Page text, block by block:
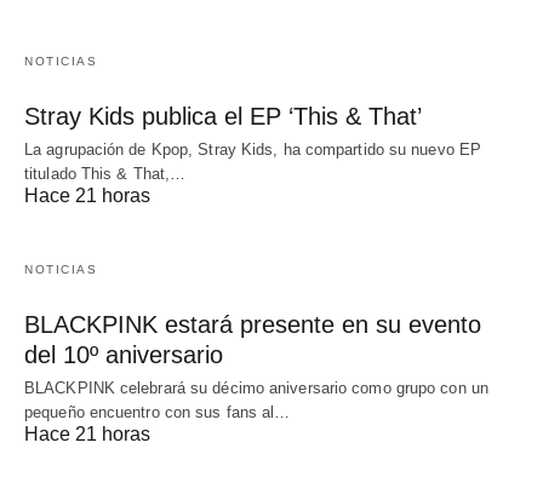
NOTICIAS
Stray Kids publica el EP ‘This & That’
La agrupación de Kpop, Stray Kids, ha compartido su nuevo EP
titulado This & That,…
Hace 21 horas
NOTICIAS
BLACKPINK estará presente en su evento
del 10º aniversario
BLACKPINK celebrará su décimo aniversario como grupo con un
pequeño encuentro con sus fans al…
Hace 21 horas